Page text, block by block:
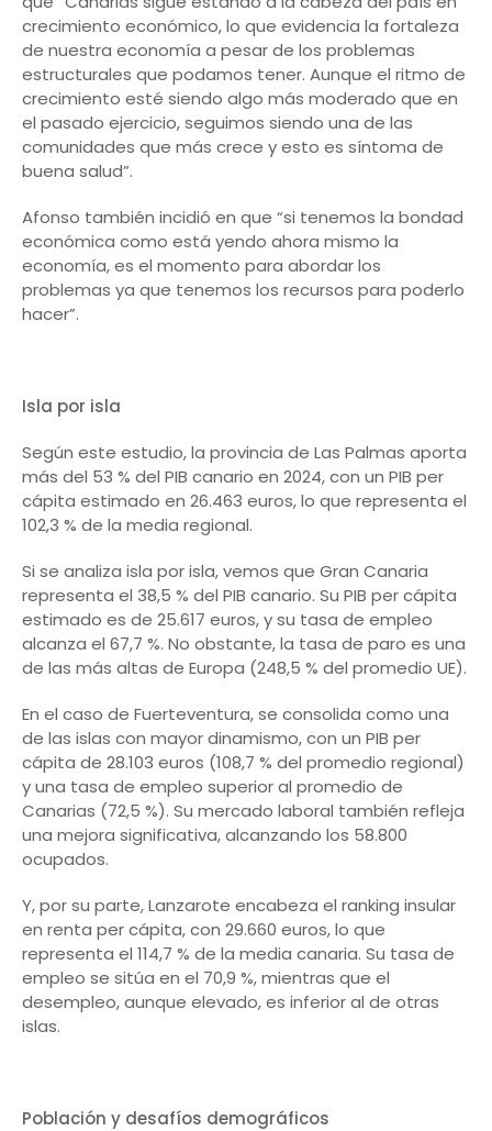
crecimiento económico, lo que evidencia la fortaleza
de nuestra economía a pesar de los problemas
estructurales que podamos tener. Aunque el ritmo de
crecimiento esté siendo algo más moderado que en
el pasado ejercicio, seguimos siendo una de las
comunidades que más crece y esto es síntoma de
buena salud”.
Afonso también incidió en que “si tenemos la bondad
económica como está yendo ahora mismo la
economía, es el momento para abordar los
problemas ya que tenemos los recursos para poderlo
hacer”.
Isla por isla
Según este estudio, la provincia de Las Palmas aporta
más del 53 % del PIB canario en 2024, con un PIB per
cápita estimado en 26.463 euros, lo que representa el
102,3 % de la media regional.
Si se analiza isla por isla, vemos que Gran Canaria
representa el 38,5 % del PIB canario. Su PIB per cápita
estimado es de 25.617 euros, y su tasa de empleo
alcanza el 67,7 %. No obstante, la tasa de paro es una
de las más altas de Europa (248,5 % del promedio UE).
En el caso de Fuerteventura, se consolida como una
de las islas con mayor dinamismo, con un PIB per
cápita de 28.103 euros (108,7 % del promedio regional)
y una tasa de empleo superior al promedio de
Canarias (72,5 %). Su mercado laboral también refleja
una mejora significativa, alcanzando los 58.800
ocupados.
Y, por su parte, Lanzarote encabeza el ranking insular
en renta per cápita, con 29.660 euros, lo que
representa el 114,7 % de la media canaria. Su tasa de
empleo se sitúa en el 70,9 %, mientras que el
desempleo, aunque elevado, es inferior al de otras
islas.
Población y desafíos demográficos